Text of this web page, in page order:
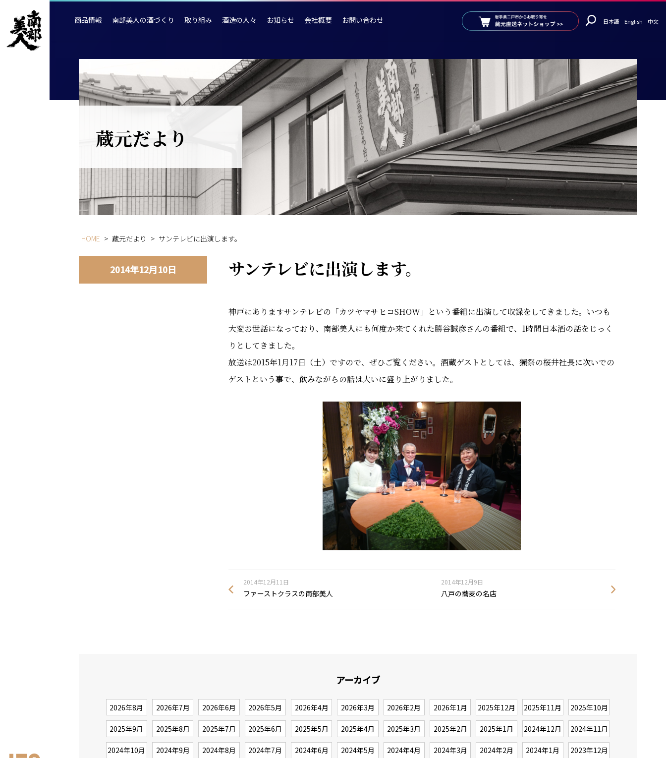
商品情報 南部美人の酒づくり 取り組み 酒造の人々 お知らせ 会社概要 お問い合わせ 日本語 English 中文
蔵元だより
HOME > 蔵元だより > サンテレビに出演します。
2014年12月10日 サンテレビに出演します。
神戸にありますサンテレビの「カツヤマサヒコSHOW」という番組に出演して収録をしてきました。いつも
大変お世話になっており、南部美人にも何度か来てくれた勝谷誠彦さんの番組で、1時間日本酒の話をじっく
りとしてきました。
放送は2015年1月17日（土）ですので、ぜひご覧ください。酒蔵ゲストとしては、獺祭の桜井社長に次いでの
ゲストという事で、飲みながらの話は大いに盛り上がりました。
2014年12月11日
ファーストクラスの南部美人
2014年12月9日
八戸の蕎麦の名店
アーカイブ
2026年8月 2026年7月 2026年6月 2026年5月 2026年4月 2026年3月 2026年2月 2026年1月 2025年12月 2025年11月 2025年10月
2025年9月 2025年8月 2025年7月 2025年6月 2025年5月 2025年4月 2025年3月 2025年2月 2025年1月 2024年12月 2024年11月
2024年10月 2024年9月 2024年8月 2024年7月 2024年6月 2024年5月 2024年4月 2024年3月 2024年2月 2024年1月 2023年12月